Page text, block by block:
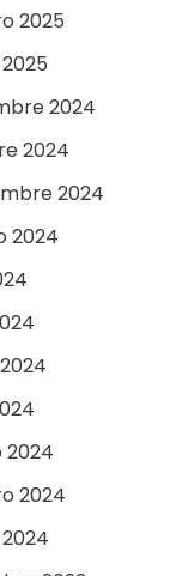
2025
2024
2024
2024
2024
2024
2024